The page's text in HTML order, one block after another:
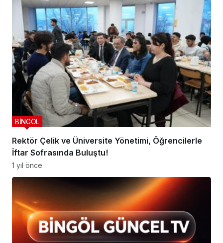
Rektör Çelik ve Üniversite Yönetimi, Öğrencilerle
İftar Sofrasında Buluştu!
BİNGÖL
1 yıl önce